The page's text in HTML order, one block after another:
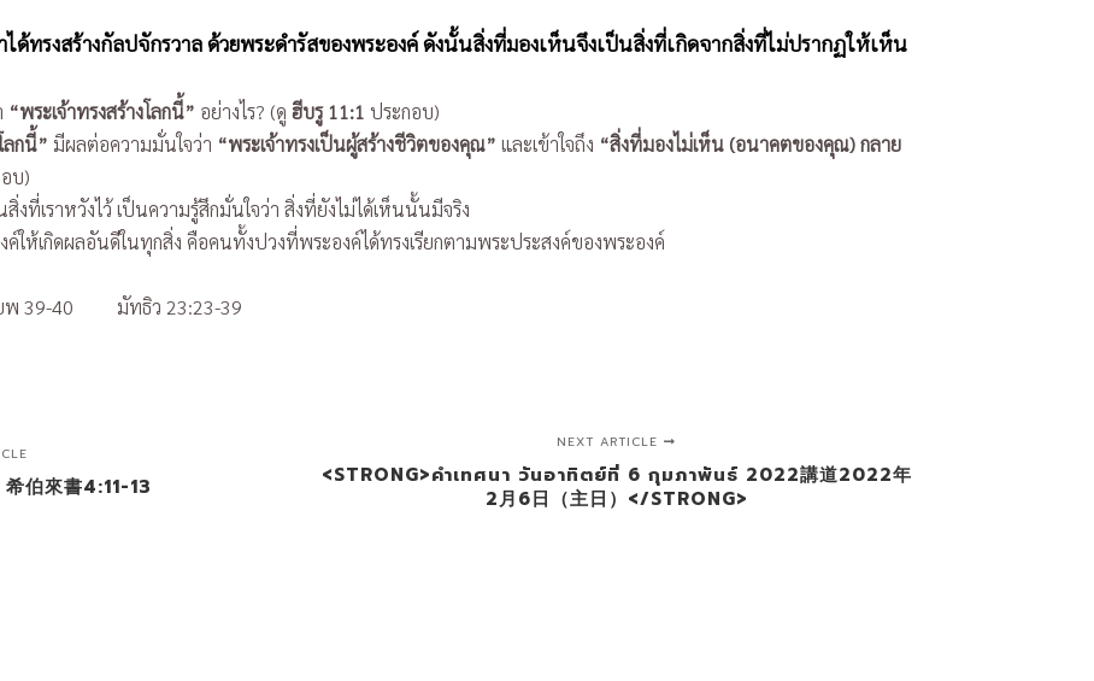
าได้ทรงสร้างกัลปจักรวาล ด้วยพระดำรัสของพระองค์ ดังนั้นสิ่งที่มองเห็นจึงเป็นสิ่งที่เกิดจากสิ่งที่ไม่ปรากฏให้เห็น
“พระเจ้าทรงสร้างโลกนี้” อย่างไร? (ดู ฮีบรู 11:1 ประกอบ)
ลกนี้” มีผลต่อความมั่นใจว่า “พระเจ้าทรงเป็นผู้สร้างชีวิตของคุณ” และเข้าใจถึง “สิ่งที่มองไม่เห็น (อนาคตของคุณ) กลาย
บ)
งที่เราหวังไว้ เป็นความรู้สึกมั่นใจว่า สิ่งที่ยังไม่ได้เห็นนั้นมีจริง
ค์ให้เกิดผลอันดีในทุกสิ่ง คือคนทั้งปวงที่พระองค์ได้ทรงเรียกตามพระประสงค์ของพระองค์
พ 39-40 มัทธิว 23:23-39
伯來書4:11-13
NEXT ARTICLE
<STRONG>คำเทศนา วันอาทิตย์ที่ 6 กุมภาพันธ์ 2022講道2022年
2月6日（主日）</STRONG>